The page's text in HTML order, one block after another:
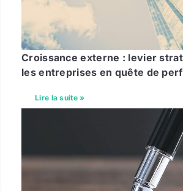
Croissance externe : levier
les entreprises en quête de
Lire la suite »